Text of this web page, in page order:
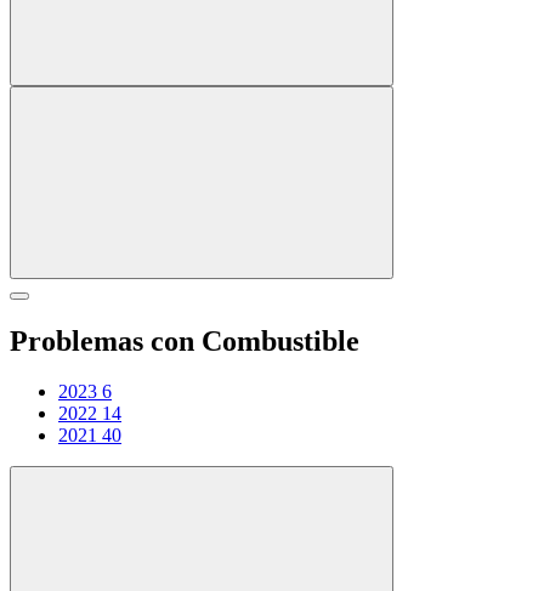
Problemas con Combustible
2023 6
2022 14
2021 40